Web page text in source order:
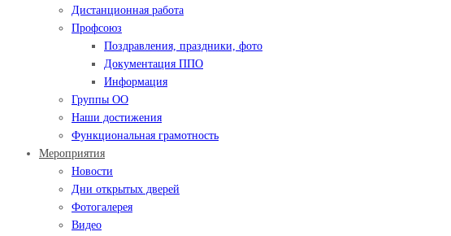
Дистанционная работа
Профсоюз
Поздравления, праздники, фото
Документация ППО
Информация
Группы ОО
Наши достижения
Функциональная грамотность
Мероприятия
Новости
Дни открытых дверей
Фотогалерея
Видео